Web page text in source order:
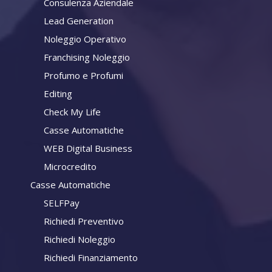
Lead Generation
Noleggio Operativo
Franchising Noleggio
Profumo e Profumi
Editing
Check My Life
Casse Automatiche
WEB Digital Business
Microcredito
Casse Automatiche
SELFPay
Richiedi Preventivo
Richiedi Noleggio
Richiedi Finanziamento